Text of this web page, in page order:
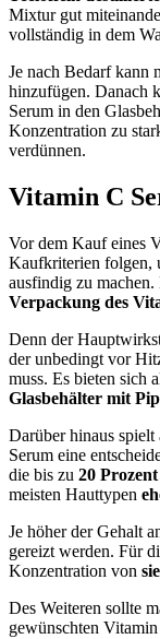
Mixtur gut
vollständig in dem
Je nach Bedarf kann
hinzufügen. Danach
Serum in den
Konzentration zu
verdünnen.
Vitamin C
Vor dem Kauf eines
Kaufkriterien folgen,
ausfindig zu
Verpackung des
Denn der
der unbedingt vor
muss. Es bieten sich
Glasbehälter mit
Darüber hinaus
Serum eine
die bis zu 20
meisten Hauttypen
Je höher der Gehalt
gereizt werden. Für
Konzentration von
Des Weiteren sollte
gewünschten